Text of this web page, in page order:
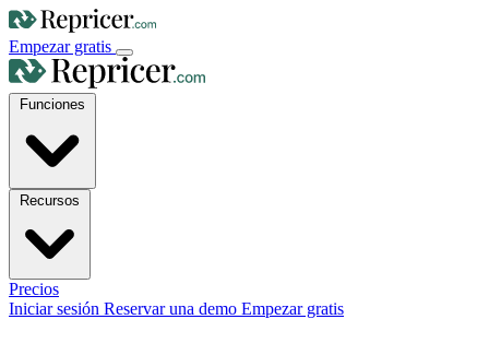
Empezar gratis
Precios
Iniciar sesión Reservar una demo Empezar gratis